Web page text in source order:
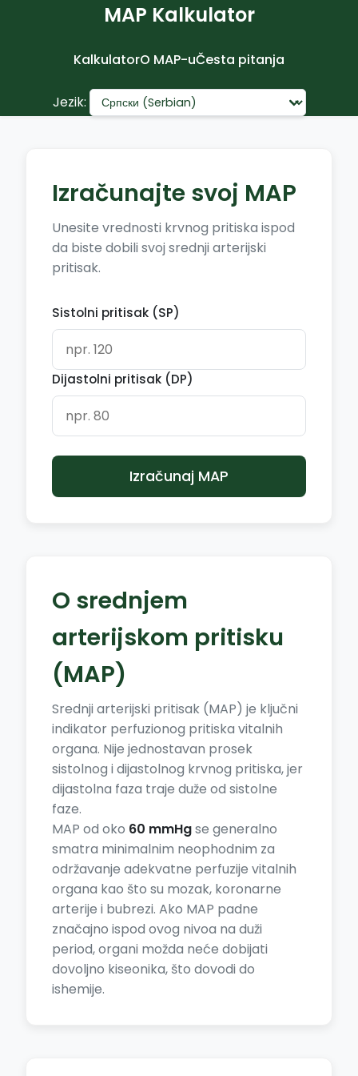
MAP Kalkulator
KalkulatorO MAP-uČesta pitanja
Jezik:
Izračunajte svoj MAP
Unesite vrednosti krvnog pritiska ispod
da biste dobili svoj srednji arterijski
pritisak.
Sistolni pritisak (SP)
Dijastolni pritisak (DP)
Izračunaj MAP
O srednjem
arterijskom pritisku
(MAP)
Srednji arterijski pritisak (MAP) je ključni
indikator perfuzionog pritiska vitalnih
organa. Nije jednostavan prosek
sistolnog i dijastolnog krvnog pritiska, jer
dijastolna faza traje duže od sistolne
faze.
MAP od oko 60 mmHgse generalno
smatra minimalnim neophodnim za
održavanje adekvatne perfuzije vitalnih
organa kao što su mozak, koronarne
arterije i bubrezi. Ako MAP padne
značajno ispod ovog nivoa na duži
period, organi možda neće dobijati
dovoljno kiseonika, što dovodi do
ishemije.